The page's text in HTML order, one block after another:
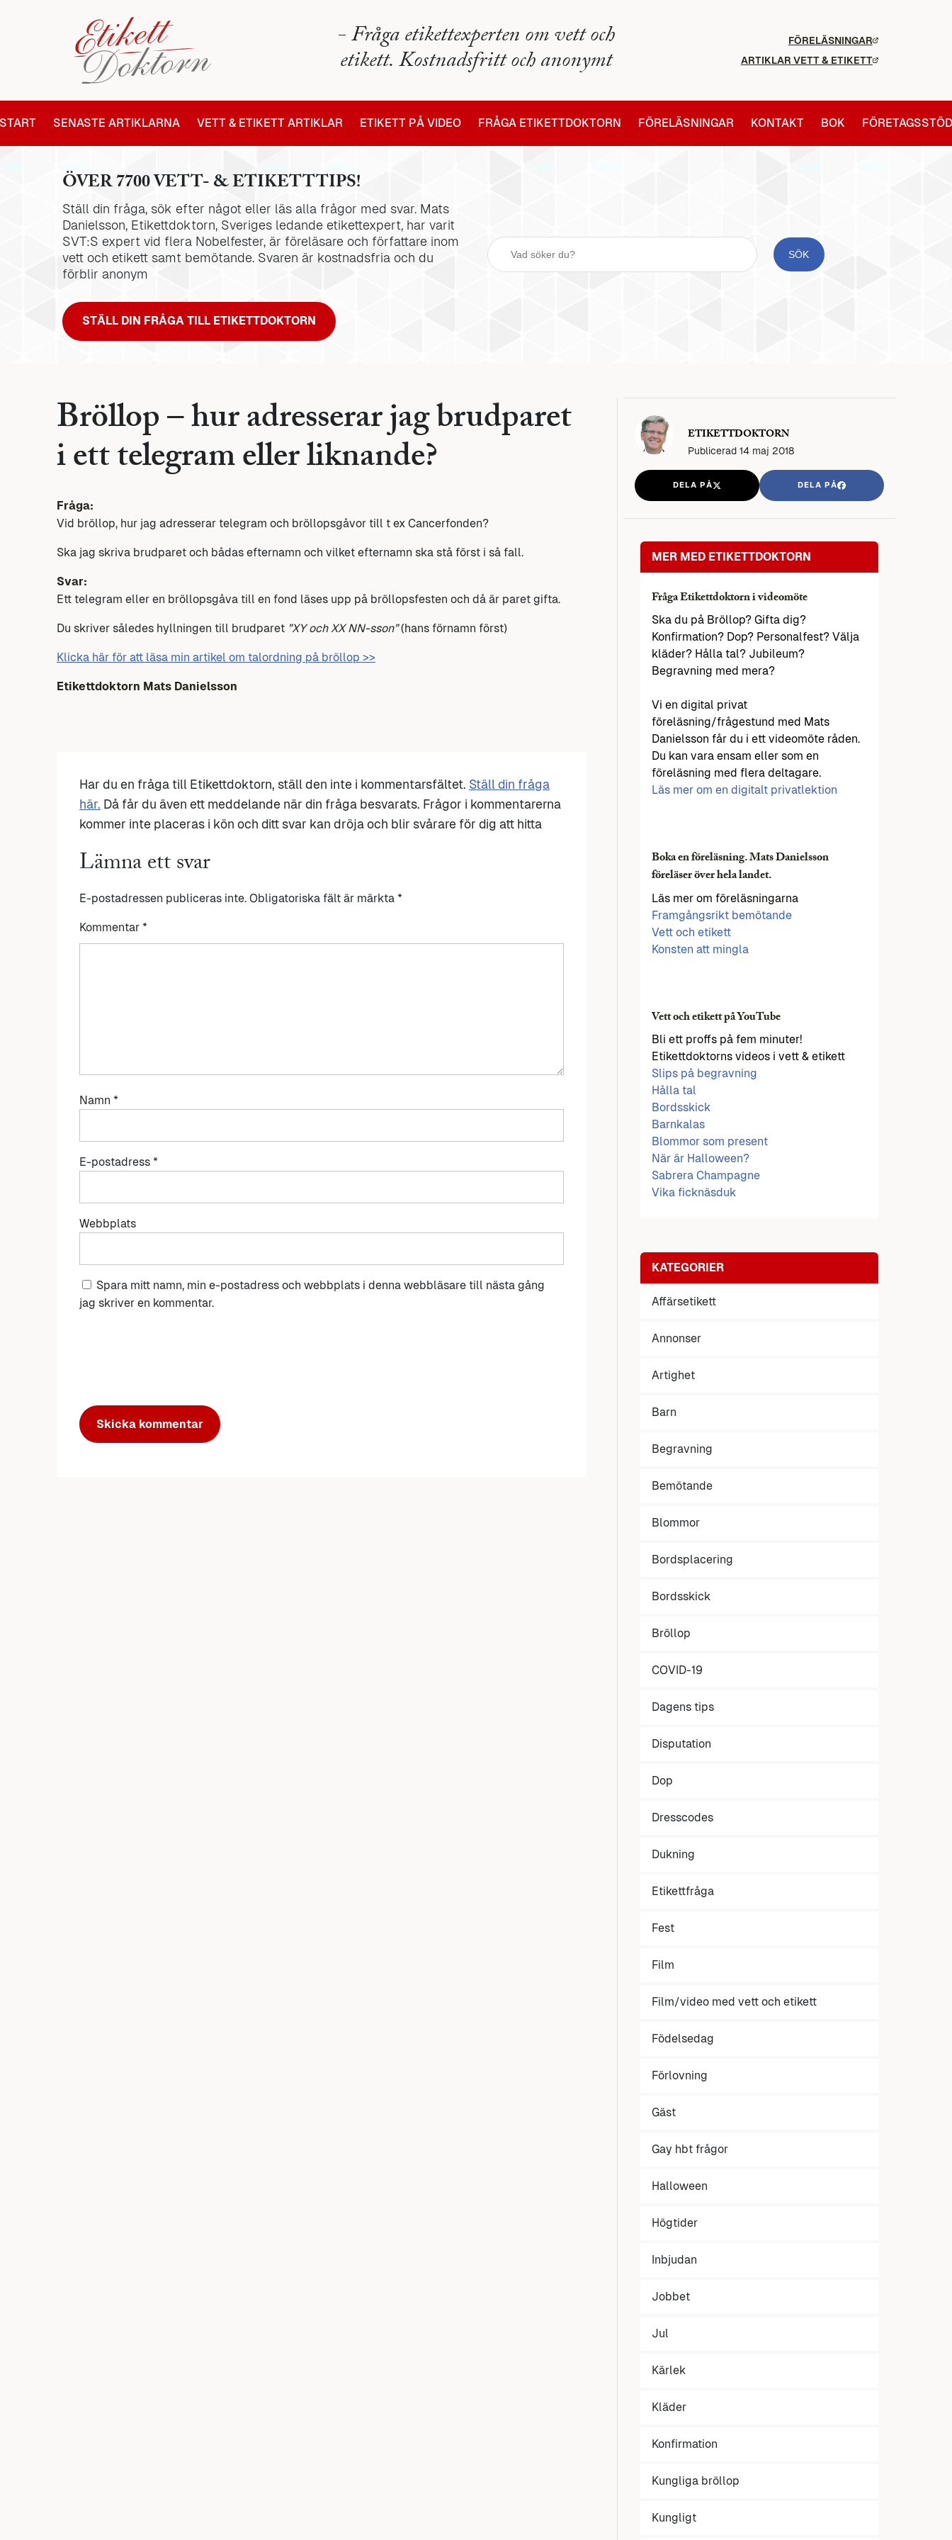
- Fråga etikettexperten om vett och
etikett. Kostnadsfritt och anonymt
FÖRELÄSNINGAR
ARTIKLAR VETT & ETIKETT
START SENASTE ARTIKLARNA VETT & ETIKETT ARTIKLAR ETIKETT PÅ VIDEO FRÅGA ETIKETTDOKTORN FÖRELÄSNINGAR KONTAKT BOK FÖRETAGSSTÖD
ÖVER 7700 VETT- & ETIKETTTIPS!
Ställ din fråga, sök efter något eller läs alla frågor med svar. Mats
Danielsson, Etikettdoktorn, Sveriges ledande etikettexpert, har varit
SVT:S expert vid flera Nobelfester, är föreläsare och författare inom
vett och etikett samt bemötande. Svaren är kostnadsfria och du
förblir anonym
STÄLL DIN FRÅGA TILL ETIKETTDOKTORN
Bröllop – hur adresserar jag brudparet
i ett telegram eller liknande?
Fråga:
Vid bröllop, hur jag adresserar telegram och bröllopsgåvor till t ex Cancerfonden?
Ska jag skriva brudparet och bådas efternamn och vilket efternamn ska stå först i så fall.
Svar:
Ett telegram eller en bröllopsgåva till en fond läses upp på bröllopsfesten och då är paret gifta.
Du skriver således hyllningen till brudparet ”XY och XX NN-sson”(hans förnamn först)
Klicka här för att läsa min artikel om talordning på bröllop >>
Etikettdoktorn Mats Danielsson
Har du en fråga till Etikettdoktorn, ställ den inte i kommentarsfältet. Ställ din fråga
här. Då får du även ett meddelande när din fråga besvarats. Frågor i kommentarerna
kommer inte placeras i kön och ditt svar kan dröja och blir svårare för dig att hitta
Lämna ett svar
E-postadressen publiceras inte. Obligatoriska fält är märkta *
Kommentar *
Namn *
E-postadress *
Webbplats
Spara mitt namn, min e-postadress och webbplats i denna webbläsare till nästa gång
jag skriver en kommentar.
ETIKETTDOKTORN
Publicerad 14 maj 2018
DELA PÅ DELA PÅ
MER MED ETIKETTDOKTORN
Fråga Etikettdoktorn i videomöte
Ska du på Bröllop? Gifta dig?
Konfirmation? Dop? Personalfest? Välja
kläder? Hålla tal? Jubileum?
Begravning med mera?
Vi en digital privat
föreläsning/frågestund med Mats
Danielsson får du i ett videomöte råden.
Du kan vara ensam eller som en
föreläsning med flera deltagare.
Läs mer om en digitalt privatlektion
Boka en föreläsning. Mats Danielsson
föreläser över hela landet.
Läs mer om föreläsningarna
Framgångsrikt bemötande
Vett och etikett
Konsten att mingla
Vett och etikett på YouTube
Bli ett proffs på fem minuter!
Etikettdoktorns videos i vett & etikett
Slips på begravning
Hålla tal
Bordsskick
Barnkalas
Blommor som present
När är Halloween?
Sabrera Champagne
Vika ficknäsduk
KATEGORIER
Affärsetikett
Annonser
Artighet
Barn
Begravning
Bemötande
Blommor
Bordsplacering
Bordsskick
Bröllop
COVID-19
Dagens tips
Disputation
Dop
Dresscodes
Dukning
Etikettfråga
Fest
Film
Film/video med vett och etikett
Födelsedag
Förlovning
Gäst
Gay hbt frågor
Halloween
Högtider
Inbjudan
Jobbet
Jul
Kärlek
Kläder
Konfirmation
Kungliga bröllop
Kungligt